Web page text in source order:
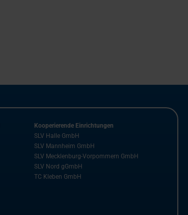
Kooperierende Einrichtungen
SLV Halle GmbH
SLV Mannheim GmbH
SLV Mecklenburg-Vorpommern GmbH
SLV Nord gGmbH
TC Kleben GmbH